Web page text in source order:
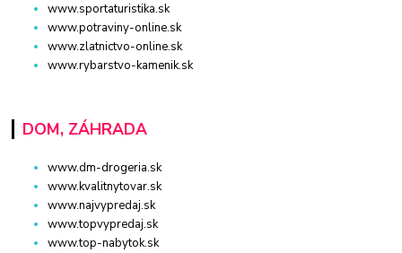
www.sportaturistika.sk
www.potraviny-online.sk
www.zlatnictvo-online.sk
www.rybarstvo-kamenik.sk
DOM, ZÁHRADA
www.dm-drogeria.sk
www.kvalitnytovar.sk
www.najvypredaj.sk
www.topvypredaj.sk
www.top-nabytok.sk